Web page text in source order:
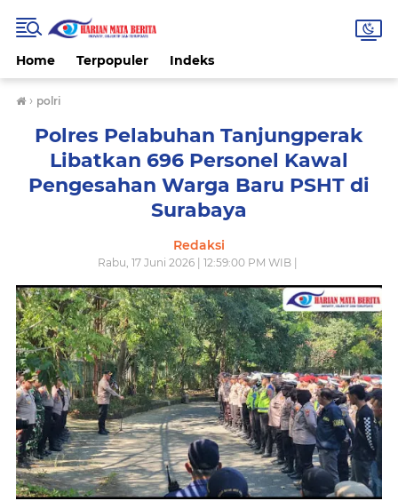
Home Terpopuler Indeks
› polri
Polres Pelabuhan Tanjungperak
Libatkan 696 Personel Kawal
Pengesahan Warga Baru PSHT di
Surabaya
Redaksi
Rabu, 17 Juni 2026 | 12:59:00 PM WIB |